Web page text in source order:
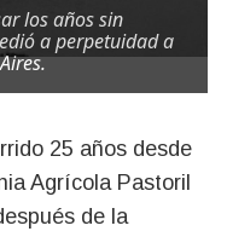
los años sin
a perpetuidad a
Agrícola Pastoril
de la